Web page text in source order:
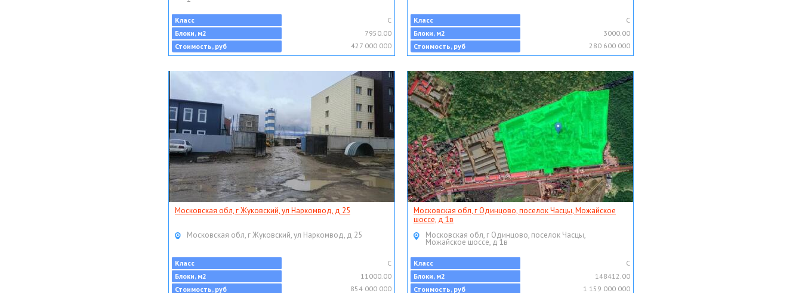
Класс
C
Блоки, м2
7950.00
Стоимость, руб
427 000 000
Класс
C
Блоки, м2
3000.00
Стоимость, руб
280 600 000
Московская обл, г Жуковский, ул Наркомвод, д 25
Московская обл, г Жуковский, ул Наркомвод, д 25
Класс
C
Блоки, м2
11000.00
Стоимость, руб
854 000 000
Московская обл, г Одинцово, поселок Часцы, Можайское
шоссе, д 1в
Московская обл, г Одинцово, поселок Часцы,
Можайское шоссе, д 1в
Класс
C
Блоки, м2
148412.00
Стоимость, руб
1 159 000 000